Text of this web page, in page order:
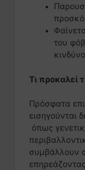
του
Τι προκαλεί
Πρόσφατα
εισηγούνται
όπως
συμβάλλουν